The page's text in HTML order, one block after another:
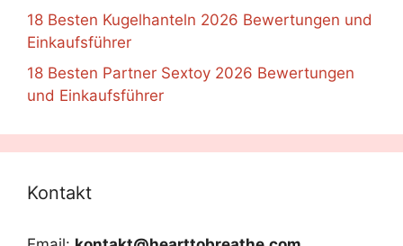
18 Besten Kugelhanteln 2026 Bewertungen und
Einkaufsführer
18 Besten Partner Sextoy 2026 Bewertungen
und Einkaufsführer
Kontakt